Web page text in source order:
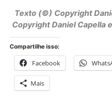
Texto (©) Copyright
Copyright Daniel Capella
Compartilhe isso:
Facebook
Mais